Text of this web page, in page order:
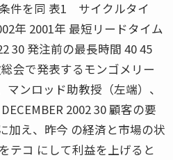
件を同 表1 サイクルタイ
年 2001年 最短リードタイム
30 発注前の最長時間 40 45
会で発表するモンゴメリー
ンロッド助教授（左端）、
2002 30 顧客の要
加え、昨今 の経済と市場の状
テコ にして利益を上げると